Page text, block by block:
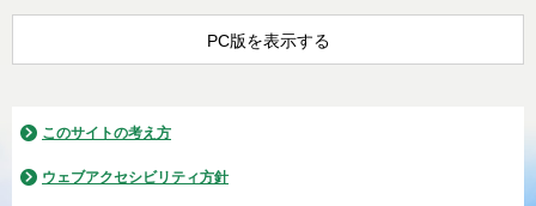
PC版を表示する
このサイトの考え方
ウェブアクセシビリティ方針